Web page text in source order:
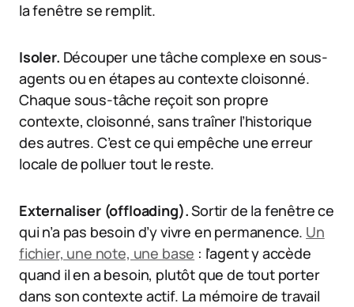
la fenêtre se remplit.
Isoler. Découper une tâche complexe en sous-
agents ou en étapes au contexte cloisonné.
Chaque sous-tâche reçoit son propre
contexte, cloisonné, sans traîner l’historique
des autres. C’est ce qui empêche une erreur
locale de polluer tout le reste.
Externaliser (offloading).Sortir de la fenêtre ce
qui n’a pas besoin d’y vivre en permanence. Un
fichier, une note, une base : l’agent y accède
quand il en a besoin, plutôt que de tout porter
dans son contexte actif. La mémoire de travail